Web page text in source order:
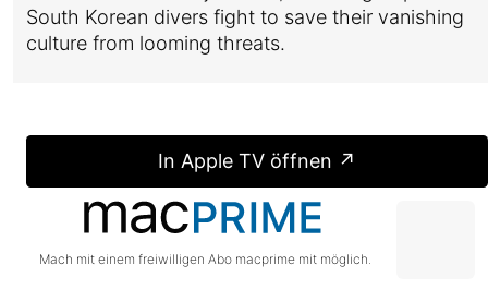
South Korean divers fight to save their vanishing
culture from looming threats.
In Apple TV öffnen ↗
Mach mit einem freiwilligen Abo macprime mit möglich.